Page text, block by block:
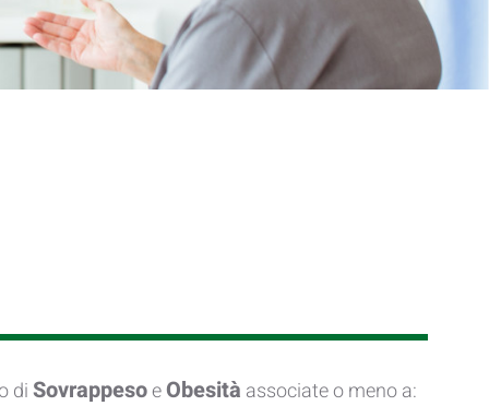
diSovrappesoeObesità associate o meno a: